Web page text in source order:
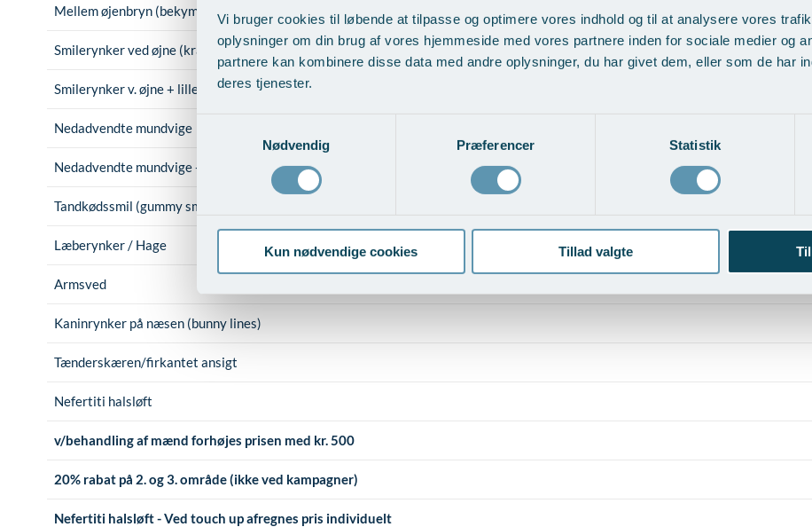
Vi bruger cookies til løbende at tilpasse og optimere vores indhold og til at analysere vores
oplysninger om din brug af vores hjemmeside med vores partnere inden for sociale medier og
partnere kan kombinere disse data med andre oplysninger, du har givet dem, eller som de har
deres tjenester.
Nødvendig
Præferencer Statistik
Kun nødvendige cookies Tillad valgte
Mellem øjenbryn (bekymringsrynken) + lille øjenbrynsløft
Smilerynker ved øjne (kragetæer)
Smilerynker v. øjne + lille øjenbrynsløft
Nedadvendte mundvige
Nedadvendte mundvige + læberynker
Tandkødssmil (gummy smile)
Læberynker / Hage
Armsved
Kaninrynker på næsen (bunny lines)
Tænderskæren/firkantet ansigt
Nefertiti halsløft
v/behandling af mænd forhøjes prisen med kr. 500
20% rabat på 2. og 3. område (ikke ved kampagner)
Nefertiti halsløft - Ved touch up afregnes pris individuelt